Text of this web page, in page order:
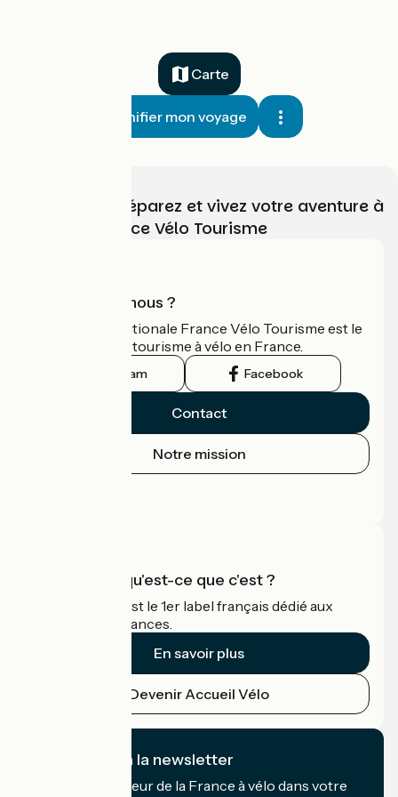
Carte
Planifier mon voyage
Choisissez, préparez et vivez votre aventure à
vélo avec France Vélo Tourisme
Qui sommes-nous ?
L'association nationale France Vélo Tourisme est le
guide officiel du tourisme à vélo en France.
Instagram Facebook
Contact
Notre mission
Accueil Vélo qu'est-ce que c'est ?
Accueil Vélo c'est le 1er label français dédié aux
cyclistes en vacances.
En savoir plus
Devenir Accueil Vélo
Je m'abonne à la newsletter
Recevez le meilleur de la France à vélo dans votre